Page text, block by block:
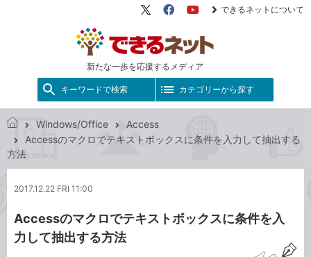
新たな一歩を応援するメディア
X（旧
FacebookYouTube
できるネットについて
キーワードで検索 カテゴリーから探す
で
き
ッ
Windows/Office
Access
Accessのマクロでテキストボックスに条件を入力して抽出する
方法
2017.12.22 FRI 11:00
Accessのマクロでテキストボックスに条件を入
力して抽出する方法